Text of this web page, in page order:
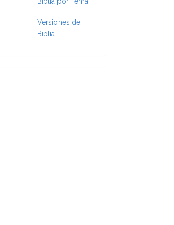
Versiones de
Biblia